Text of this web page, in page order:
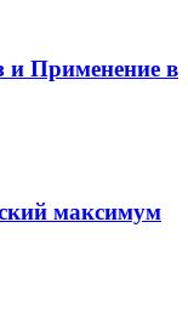
и Применение в
максимум